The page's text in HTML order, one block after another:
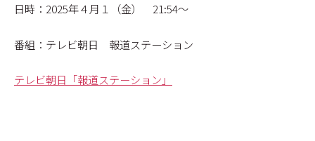
日時：2025年４月１（金） 21:54〜
番組：テレビ朝日 報道ステーション
テレビ朝日「報道ステーション」